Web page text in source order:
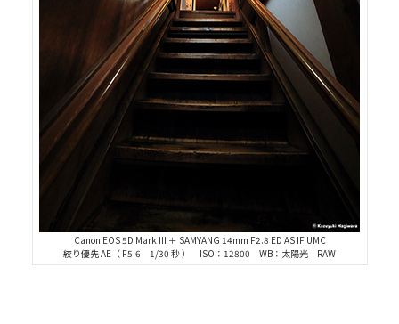
Canon EOS 5D Mark III ＋ SAMYANG 14mm F2.8 ED AS IF UMC
絞り優先 AE（ F5.6 1/30 秒 ） ISO：12800 WB：太陽光 RAW